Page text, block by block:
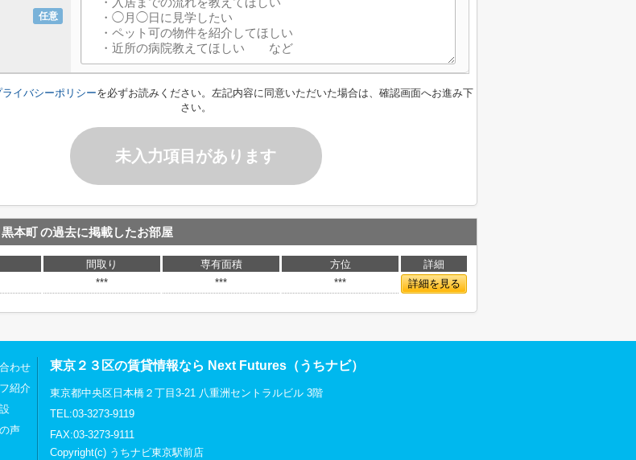
任意
ライバシーポリシーを必ずお読みください。左記内容に同意いただいた場合は、確認画面へお進み下
さい。
未入力項目があります
本町の過去に掲載したお部屋
間取り 専有面積 方位
詳細
*** *** *** 詳細を見る
わせ
紹介
声
東京２３区の賃貸情報なら Next Futures（うちナビ）
東京都中央区日本橋２丁目3-21 八重洲セントラルビル 3階
TEL:03-3273-9119
FAX:03-3273-9111
Copyright(c) うちナビ東京駅前店